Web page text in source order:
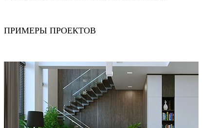
ПРИМЕРЫ ПРОЕКТОВ